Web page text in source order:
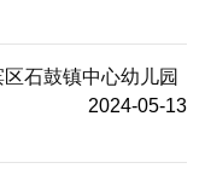
石鼓镇中心幼儿园
2024-05-13